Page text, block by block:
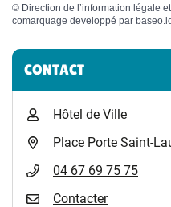
© Direction de l’information légale
comarquage developpé par
Informations
CONTACT
Hôtel de Ville
Place Porte Saint-
04 67 69 75 75
Contacter